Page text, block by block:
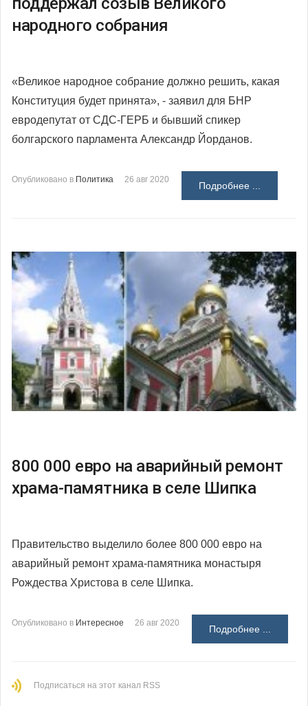
народного собрания
«Великое народное собрание должно решить, какая
Конституция будет принята», - заявил для БНР
евродепутат от СДС-ГЕРБ и бывший спикер
болгарского парламента Александр Йорданов.
Опубликовано в Политика 26 авг 2020
Подробнее ...
800 000 евро на аварийный ремонт
храма-памятника в селе Шипка
Правительство выделило более 800 000 евро на
аварийный ремонт храма-памятника монастыря
Рождества Христова в селе Шипка.
Опубликовано в Интересное 26 авг 2020
Подробнее ...
Подписаться на этот канал RSS